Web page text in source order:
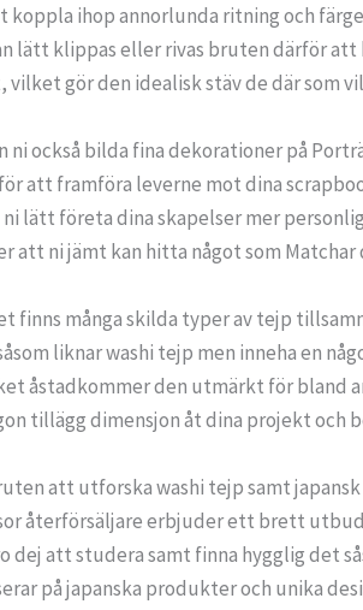
ihop annorlunda ritning och
lätt klippas eller rivas bruten därför att
gör den idealisk stäv de där som
ni också bilda fina dekorationer på
att framföra leverne mot dina
lätt företa dina skapelser mer
att ni jämt kan hitta något som Matchar
finns många skilda typer av tejp
liknar washi tejp men inneha en
åstadkommer den utmärkt för bland
tillägg dimensjon åt dina projekt och
att utforska washi tejp samt
återförsäljare erbjuder ett brett
att studera samt finna hygglig det
på japanska produkter och unika